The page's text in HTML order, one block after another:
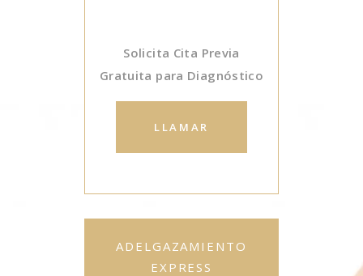
Solicita Cita Previa
Gratuita para Diagnóstico
LLAMAR
ADELGAZAMIENTO
EXPRESS